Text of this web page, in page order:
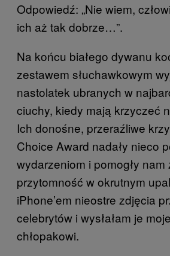
Odpowiedź: „Nie wiem,
ich aż tak dobrze…”.
Na końcu białego dywanu
zestawem słuchawkowym
nastolatek ubranych w
ciuchy, kiedy mają krzyczeć
Ich donośne, przeraźliwe
Choice Award nadały nieco
wydarzeniom i pomogły
przytomność w okrutnym
iPhone’em nieostre zdjęcia
celebrytów i wysłałam je
chłopakowi.